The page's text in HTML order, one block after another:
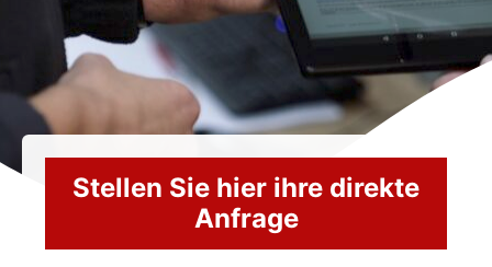
Stellen Sie hier ihre direkte
Anfrage